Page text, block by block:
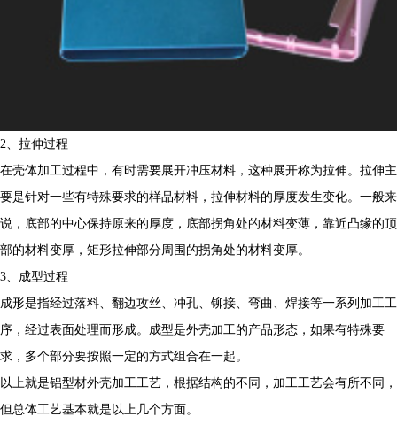
2、拉伸过程
在壳体加工过程中，有时需要展开冲压材料，这种展开称为拉伸。拉伸主
要是针对一些有特殊要求的样品材料，拉伸材料的厚度发生变化。一般来
说，底部的中心保持原来的厚度，底部拐角处的材料变薄，靠近凸缘的顶
部的材料变厚，矩形拉伸部分周围的拐角处的材料变厚。
3、成型过程
成形是指经过落料、翻边攻丝、冲孔、铆接、弯曲、焊接等一系列加工工
序，经过表面处理而形成。成型是外壳加工的产品形态，如果有特殊要
求，多个部分要按照一定的方式组合在一起。
以上就是铝型材外壳加工工艺，根据结构的不同，加工工艺会有所不同，
但总体工艺基本就是以上几个方面。